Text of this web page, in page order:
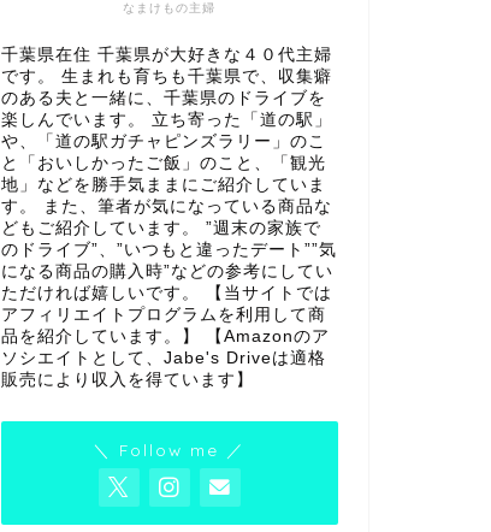
なまけもの主婦
千葉県在住 千葉県が大好きな４０代主婦
です。 生まれも育ちも千葉県で、収集癖
のある夫と一緒に、千葉県のドライブを
楽しんでいます。 立ち寄った「道の駅」
や、「道の駅ガチャピンズラリー」のこ
と「おいしかったご飯」のこと、「観光
地」などを勝手気ままにご紹介していま
す。 また、筆者が気になっている商品な
どもご紹介しています。 ”週末の家族で
のドライブ”、”いつもと違ったデート””気
になる商品の購入時”などの参考にしてい
ただければ嬉しいです。 【当サイトでは
アフィリエイトプログラムを利用して商
品を紹介しています。】 【Amazonのア
ソシエイトとして、Jabe's Driveは適格
販売により収入を得ています】
＼ Follow me ／